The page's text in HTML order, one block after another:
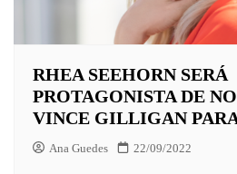
RHEA SEEHORN SERÁ
PROTAGONISTA DE
VINCE GILLIGAN
Ana Guedes 22/09/2022